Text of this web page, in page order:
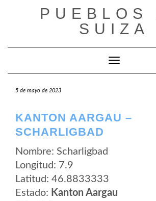
PUEBLOS
SUIZA
Cambiar modo
5 de mayo de 2023
KANTON AARGAU –
SCHARLIGBAD
Nombre: Scharligbad
Longitud: 7.9
Latitud: 46.8833333
Estado: Kanton Aargau